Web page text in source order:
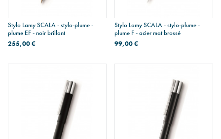
Stylo Lamy SCALA - stylo-plume -
plume EF - noir brillant
255,00 €
Stylo Lamy SCALA - stylo-plume -
plume F - acier mat brossé
99,00 €